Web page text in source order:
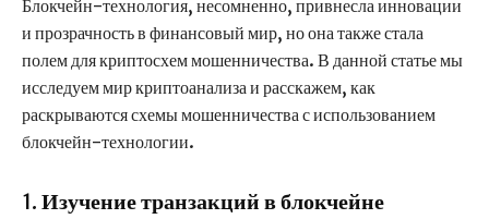
Блокчейн-технология, несомненно, привнесла инновации
и прозрачность в финансовый мир, но она также стала
полем для криптосхем мошенничества. В данной статье мы
исследуем мир криптоанализа и расскажем, как
раскрываются схемы мошенничества с использованием
блокчейн-технологии.
1. Изучение транзакций в блокчейне